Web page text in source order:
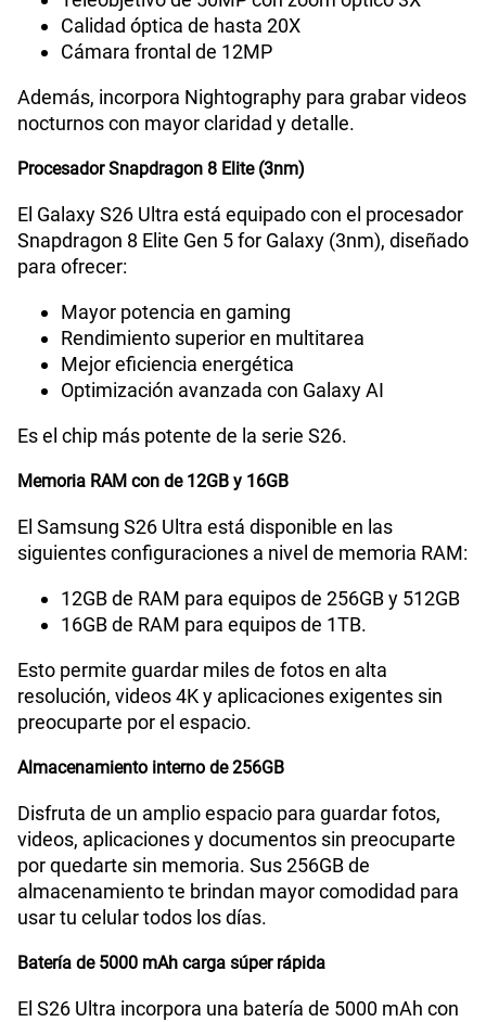
VoWiFi
Compatibilidad con eSIM
Calidad óptica de hasta 20X
Cámara frontal de 12MP
Además, incorpora Nightography para grabar videos
nocturnos con mayor claridad y detalle.
Procesador Snapdragon 8 Elite (3nm)
El Galaxy S26 Ultra está equipado con el procesador
Snapdragon 8 Elite Gen 5 for Galaxy (3nm), diseñado
para ofrecer:
Mayor potencia en gaming
Rendimiento superior en multitarea
Mejor eficiencia energética
Optimización avanzada con Galaxy AI
Es el chip más potente de la serie S26.
Memoria RAM con de 12GB y 16GB
El Samsung S26 Ultra está disponible en las
siguientes configuraciones a nivel de memoria RAM:
12GB de RAM para equipos de 256GB y 512GB
16GB de RAM para equipos de 1TB.
Esto permite guardar miles de fotos en alta
resolución, videos 4K y aplicaciones exigentes sin
preocuparte por el espacio.
Almacenamiento interno de 256GB
Disfruta de un amplio espacio para guardar fotos,
videos, aplicaciones y documentos sin preocuparte
por quedarte sin memoria. Sus 256GB de
almacenamiento te brindan mayor comodidad para
usar tu celular todos los días.
Batería de 5000 mAh carga súper rápida
El S26 Ultra incorpora una batería de 5000 mAh con